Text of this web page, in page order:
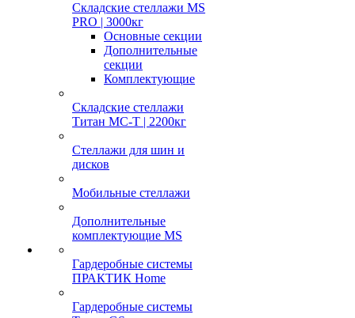
Складские стеллажи MS
PRO | 3000кг
Основные секции
Дополнительные
секции
Комплектующие
Складские стеллажи
Титан МС-Т | 2200кг
Стеллажи для шин и
дисков
Мобильные стеллажи
Дополнительные
комплектующие MS
Гардеробные системы
ПРАКТИК Home
Гардеробные системы